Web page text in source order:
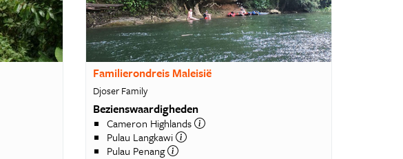
Familierondreis Maleisië
Djoser Family
Bezienswaardigheden
Cameron Highlands
Pulau Langkawi
Pulau Penang